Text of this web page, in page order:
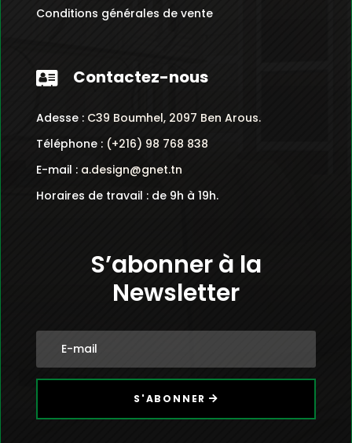
Conditions générales de vente
 Contactez-nous
Adesse : C39 Boumhel, 2097 Ben Arous.
Téléphone :(+216) 98 768 838
E-mail : a.design@gnet.tn
Horaires de travail : de 9h à 19h.
S’abonner à la
Newsletter
S'ABONNER